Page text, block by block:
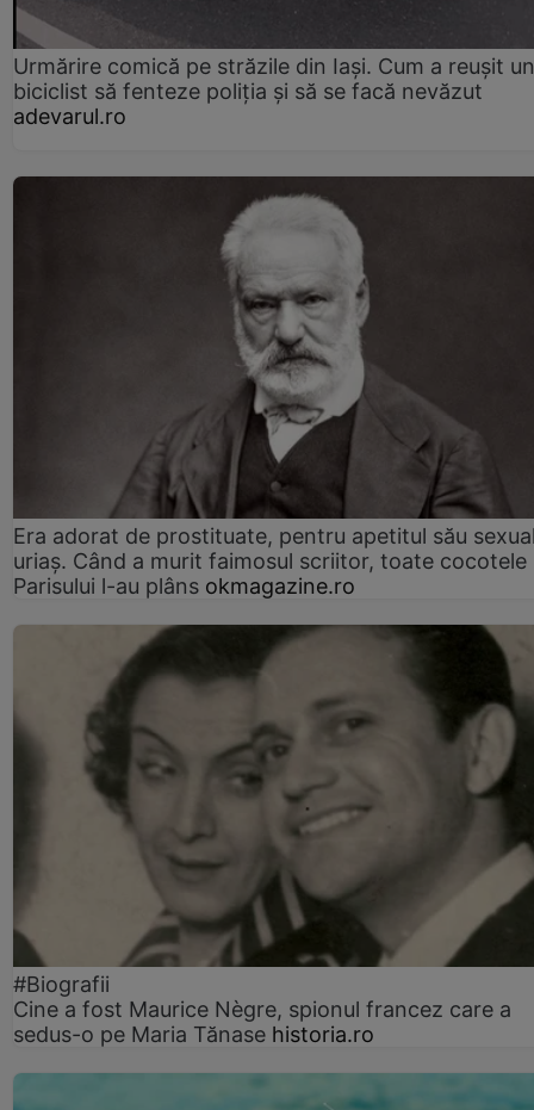
Urmărire comică pe străzile din Iași. Cum a reușit un
biciclist să fenteze poliția și să se facă nevăzut
adevarul.ro
Era adorat de prostituate, pentru apetitul său
uriaș. Când a murit faimosul scriitor, toate cocotele
Parisului l-au plâns okmagazine.ro
#Biografii
Cine a fost Maurice Nègre, spionul francez care a
sedus-o pe Maria Tănase historia.ro